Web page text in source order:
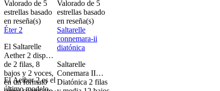
Valorado de 5
estrellas basado
en reseña(s)
Éter 2
El Saltarelle
Aether 2 dispone
de 2 filas, 8
bajos y 2 voces,
en un formato
El Aether 2 es el
último modelo
Valorado de 5
estrellas basado
en reseña(s)
Saltarelle
connemara-ii
diatónica
Saltarelle
Conemara II
Diatónica 2 filas